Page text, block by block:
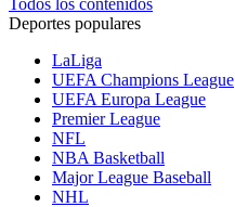
Todos los contenidos
Deportes populares
LaLiga
UEFA Champions League
UEFA Europa League
Premier League
NFL
NBA Basketball
Major League Baseball
NHL